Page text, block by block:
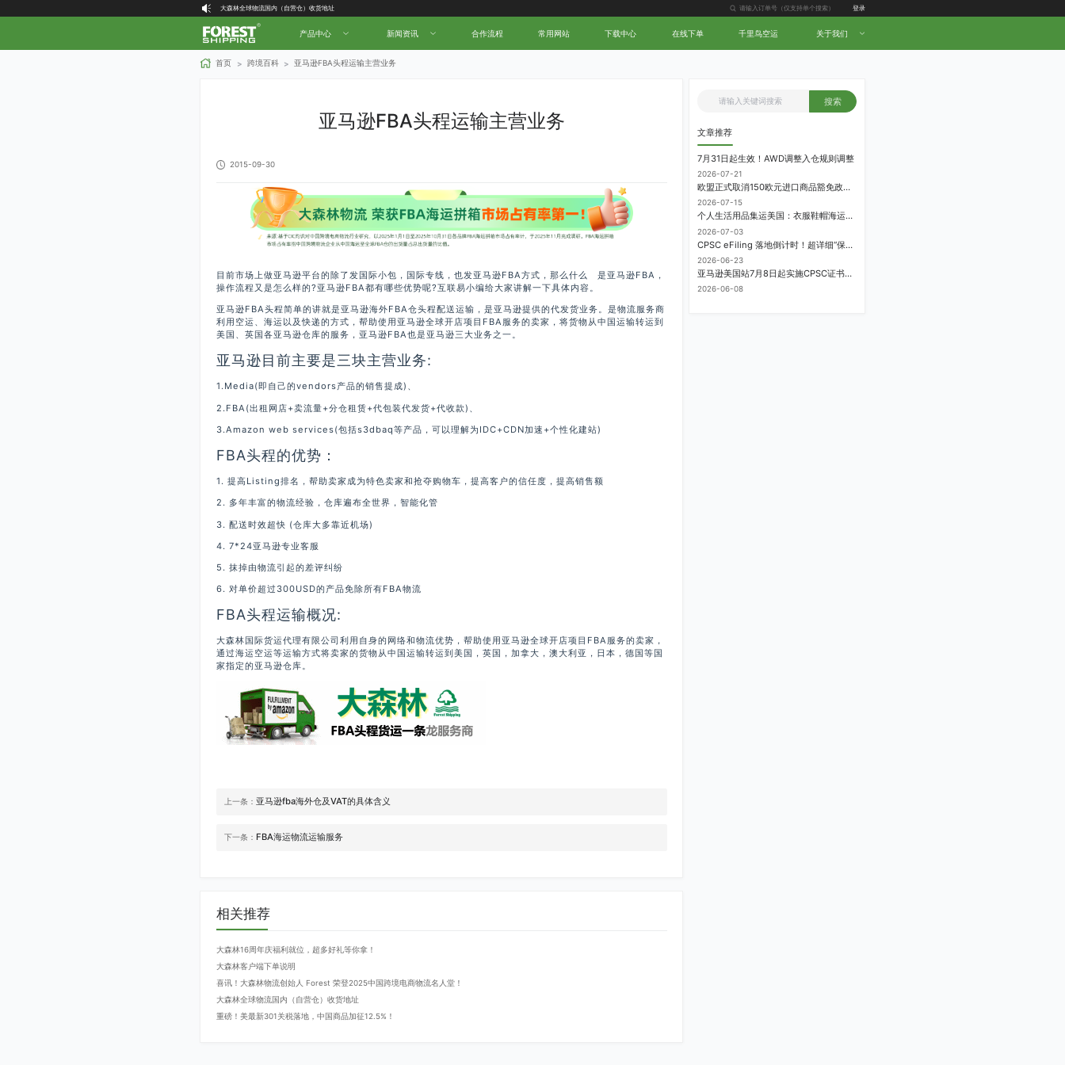
大森林全球物流国内（自营仓）收货地址
大森林16周年庆福利就位，超多好礼等你拿！
登录
产品中心 新闻资讯 合作流程 常用网站 下载中心 在线下单 千里鸟空运 关于我们
首页 > 跨境百科 > 亚马逊FBA头程运输主营业务
亚马逊FBA头程运输主营业务
2015-09-30
目前市场上做亚马逊平台的除了发国际小包，国际专线，也发亚马逊FBA方式，那么什么 是亚马逊FBA，
操作流程又是怎么样的?亚马逊FBA都有哪些优势呢?互联易小编给大家讲解一下具体内容。
亚马逊FBA头程简单的讲就是亚马逊海外FBA仓头程配送运输，是亚马逊提供的代发货业务。是物流服务商
利用空运、海运以及快递的方式，帮助使用亚马逊全球开店项目FBA服务的卖家，将货物从中国运输转运到
美国、英国各亚马逊仓库的服务，亚马逊FBA也是亚马逊三大业务之一。
亚马逊目前主要是三块主营业务:
1.Media(即自己的vendors产品的销售提成)、
2.FBA(出租网店+卖流量+分仓租赁+代包装代发货+代收款)、
3.Amazon web services(包括s3dbaq等产品，可以理解为IDC+CDN加速+个性化建站)
FBA头程的优势：
1. 提高Listing排名，帮助卖家成为特色卖家和抢夺购物车，提高客户的信任度，提高销售额
2. 多年丰富的物流经验，仓库遍布全世界，智能化管
3. 配送时效超快 (仓库大多靠近机场)
4. 7*24亚马逊专业客服
5. 抹掉由物流引起的差评纠纷
6. 对单价超过300USD的产品免除所有FBA物流
FBA头程运输概况:
大森林国际货运代理有限公司利用自身的网络和物流优势，帮助使用亚马逊全球开店项目FBA服务的卖家，
通过海运空运等运输方式将卖家的货物从中国运输转运到美国，英国，加拿大，澳大利亚，日本，德国等国
家指定的亚马逊仓库。
上一条： 亚马逊fba海外仓及VAT的具体含义
下一条： FBA海运物流运输服务
相关推荐
大森林16周年庆福利就位，超多好礼等你拿！
大森林客户端下单说明
喜讯！大森林物流创始人 Forest 荣登2025中国跨境电商物流名人堂！
大森林全球物流国内（自营仓）收货地址
重磅！美最新301关税落地，中国商品加征12.5%！
搜索
文章推荐
7月31日起生效！AWD调整入仓规则调整
2026-07-21
欧盟正式取消150欧元进口商品豁免政策，每件加征3欧元进口关税
2026-07-15
个人生活用品集运美国：衣服鞋帽海运计费方式
2026-07-03
CPSC eFiling 落地倒计时！超详细“保姆级”实操指南来了！
2026-06-23
亚马逊美国站7月8日起实施CPSC证书电子申报要求，FBA受管制商品需提前申报
2026-06-08